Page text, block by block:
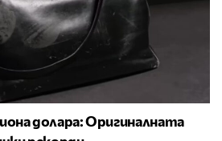
долара: Оригиналната